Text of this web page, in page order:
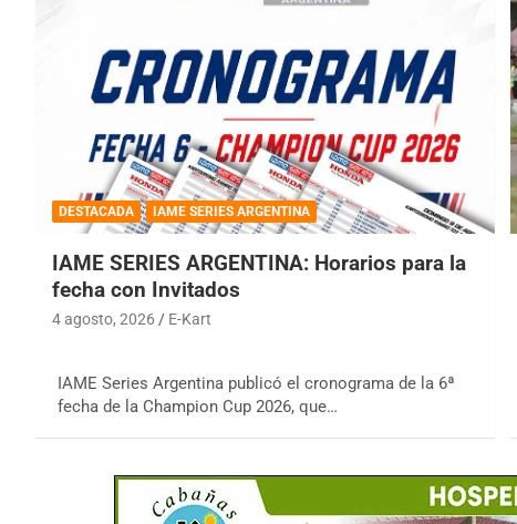
DESTACADA IAME SERIES ARGENTINA
IAME SERIES ARGENTINA: Horarios para la
fecha con Invitados
4 agosto, 2026 E-Kart
IAME Series Argentina publicó el cronograma de la 6ª
fecha de la Champion Cup 2026, que…